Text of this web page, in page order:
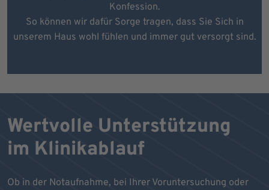
Konfession.
So können wir dafür Sorge tragen, dass Sie Sich in
unserem Haus wohl fühlen und immer gut versorgt sind.
Wertvolle Unterstützung
im Klinikablauf
Ob in der Notaufnahme, bei Ihrer Voruntersuchung oder